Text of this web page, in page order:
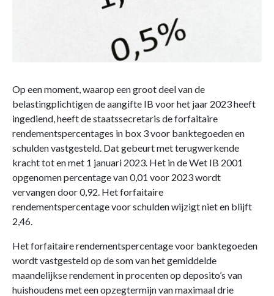
Op een moment, waarop een groot deel van de
belastingplichtigen de aangifte IB voor het jaar 2023 heeft
ingediend, heeft de staatssecretaris de forfaitaire
rendementspercentages in box 3 voor banktegoeden en
schulden vastgesteld. Dat gebeurt met terugwerkende
kracht tot en met 1 januari 2023. Het in de Wet IB 2001
opgenomen percentage van 0,01 voor 2023 wordt
vervangen door 0,92. Het forfaitaire
rendementspercentage voor schulden wijzigt niet en blijft
2,46.
Het forfaitaire rendementspercentage voor banktegoeden
wordt vastgesteld op de som van het gemiddelde
maandelijkse rendement in procenten op deposito’s van
huishoudens met een opzegtermijn van maximaal drie